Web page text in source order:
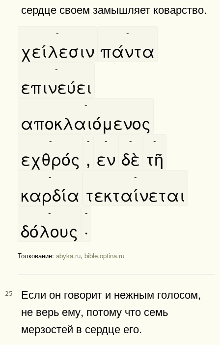
сердце своем замышляет коварство.
χείλεσιν
-
πάντα
-
επινεύει
-
αποκλαιόμενος
-
εχθρός
-
,
-
εν
-
δὲ
-
τῆ
-
καρδία
-
τεκταίνεται
-
δόλους
-
·
-
Толкование: abyka.ru, bible.optina.ru
25
Если он говорит и нежным голосом,
не верь ему, потому что семь
мерзостей в сердце его.